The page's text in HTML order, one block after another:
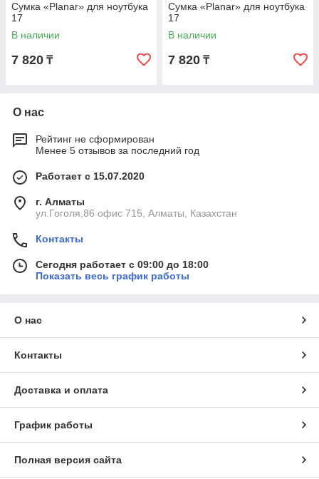
Сумка «Planar» для ноутбука
17
В наличии
7 820 ₸
Сумка «Planar» для ноутбука
17
В наличии
7 820 ₸
О нас
Рейтинг не сформирован
Менее 5 отзывов за последний год
Работает с 15.07.2020
г. Алматы
ул.Гоголя,86 офис 715, Алматы, Казахстан
Контакты
Сегодня работает с 09:00 до 18:00
Показать весь график работы
О нас
Контакты
Доставка и оплата
График работы
Полная версия сайта